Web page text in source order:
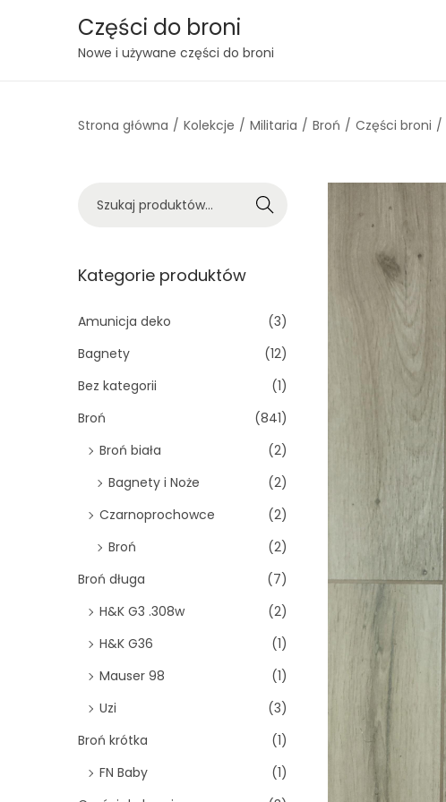
S
p
i
a
t
i
n
S
p
t
n
t
Części do broni
Nowe i używane części do broni
Strona główna / Kolekcje / Militaria / Broń / Części broni /
k
j
:
Szukaj
Kategorie produktów
Amunicja deko
(3)
Bagnety
(12)
Bez kategorii
(1)
Broń
(841)
Broń biała
(2)
Bagnety i Noże
(2)
Czarnoprochowce
(2)
Broń
(2)
Broń długa
(7)
H&K G3 .308w
(2)
H&K G36
(1)
Mauser 98
(1)
Uzi
(3)
Broń krótka
(1)
FN Baby
(1)